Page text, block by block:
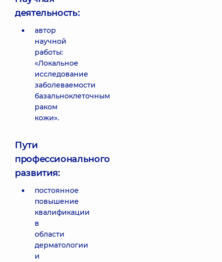
деятельность:
автор
научной
работы:
«Локальное
исследование
заболеваемости
базальноклеточным
раком
кожи».
Пути
профессионального
развития:
постоянное
повышение
квалификации
в
области
дерматологии
и